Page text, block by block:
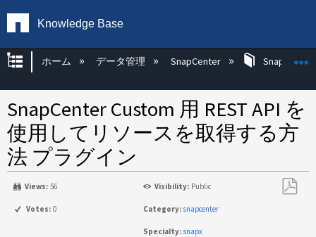
Knowledge Base
グローバル階層を展開/折りたたむ
ホーム データ管理 SnapCenter SnapCenter
SnapCenter Custom 用 REST API を
使用してリソースを取得する方
法 プラグイン
Views: 56 Visibility: Public
Votes: 0 Category: snapcenter
Specialty: snapx